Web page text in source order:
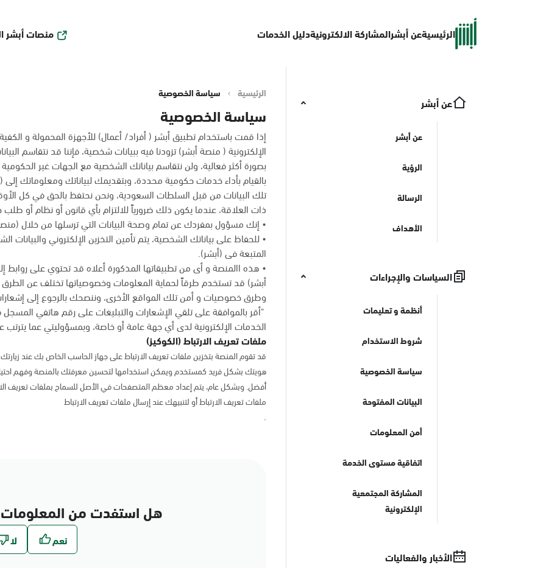
الرئيسيةعن أبشرالمشاركة الالكترونيةدليل الخدمات منصات أبشر
عن أبشر
عن أبشر
الرؤية
الرسالة
الأهداف
السياسات والإجراءات
أنظمة و تعليمات
شروط الاستخدام
سياسة الخصوصية
البيانات المفتوحة
أمن المعلومات
اتفاقية مستوى الخدمة
المشاركة المجتمعية
الإلكترونية
الأخبار والفعاليات
الرئيسية سياسة الخصوصية
سياسة الخصوصية
إذا قمت باستخدام تطبيق أبشر ( أفراد/ أعمال) للأجهزة المحمولة و الكفية
الإلكترونية ( منصة أبشر) تزودنا فيه ببيانات شخصية، فإننا قد نتقاسم
بصورة أكثر فعالية، ولن نتقاسم بياناتك الشخصية مع الجهات غير
بالقيام بأداء خدمات حكومية محددة، وبتقديمك لبياناتك ومعلوماتك
تلك البيانات من قبل السلطات السعودية، ونحن نحتفظ بالحق في كل
ذات العلاقة، عندما يكون ذلك ضرورياً للالتزام بأي قانون أو نظام أو
• إنك مسؤول بمفردك عن تمام وصحة البيانات التي ترسلها من خلال
• للحفاظ على بياناتك الشخصية، يتم تأمين التخزين الإلكتروني والبيانات
المتبعة فى (أبشر).
• هذه االمنصة و أى من تطبيقاتها المذكورة أعلاه قد تحتوي على روابط
أبشر) قد تستخدم طرقاً لحماية المعلومات وخصوصياتها تختلف عن
وطرق خصوصيات و أمن تلك المواقع الأخرى، وننصحك بالرجوع إلى
"أقر بالموافقة على تلقي الإشعارات والتبليغات على رقم هاتفي
الخدمات الإلكترونية لدى أي جهة عامة أو خاصة، وبمسؤوليتي عما
ملفات تعريف الارتباط (الكوكيز)
قد تقوم المنصة بتخزين ملفات تعريف الارتباط على جهاز الحاسب الخاص بك عند
هويتك بشكل فريد كمستخدم ويمكن استخدامها لتحسين معرفتك بالمنصة وفهم
أفضل. وبشكل عام، يتم إعداد معظم المتصفحات في الأصل للسماح بملفات تعريف
ملفات تعريف الارتباط أو لتنبيهك عند إرسال ملفات تعريف الارتباط
.
هل استفدت من